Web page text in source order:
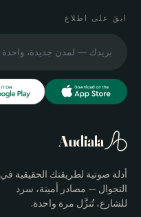
ابقَ على اطلاع
Audiala
أدلة صوتية لطريقتك الحقيقية في
التجوال — مصادر أمينة، سرد
للشارع، تُنزَّل مرة واحدة.